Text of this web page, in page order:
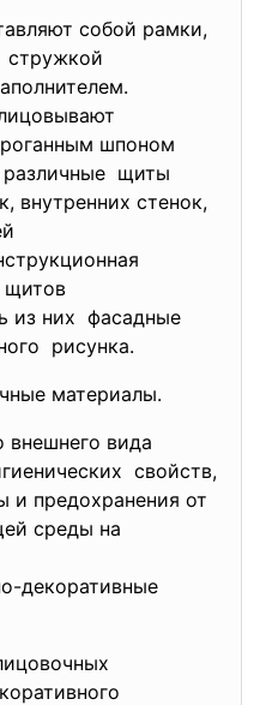
собой рамки,
стружкой
шпоном
щиты
внутренних стенок,
щитов
из них фасадные
рисунка.
материалы.
внешнего вида
свойств,
и предохранения от
среды на
декоративные